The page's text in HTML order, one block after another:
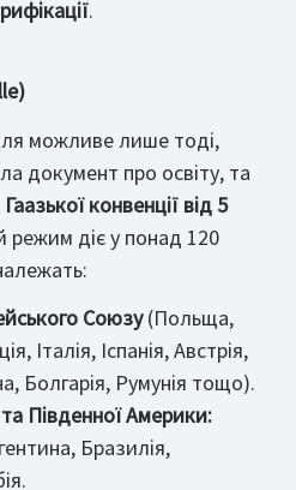
.
можливе лише тоді,
документ про освіту, та
Гаазької конвенції від 5
режим діє у понад 120
Союзу(Польща,
Італія, Іспанія, Австрія,
Болгарія, Румунія тощо).
та Південної Америки:
Бразилія,